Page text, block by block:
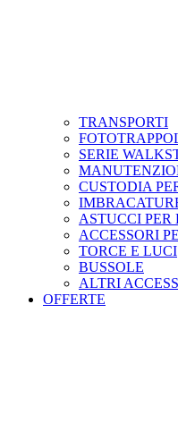
TRANSPORTI
SERIE
CUSTODIA
ASTUCCI PER
ACCESSORI
TORCE E LUCI
BUSSOLE
ALTRI
OFFERTE